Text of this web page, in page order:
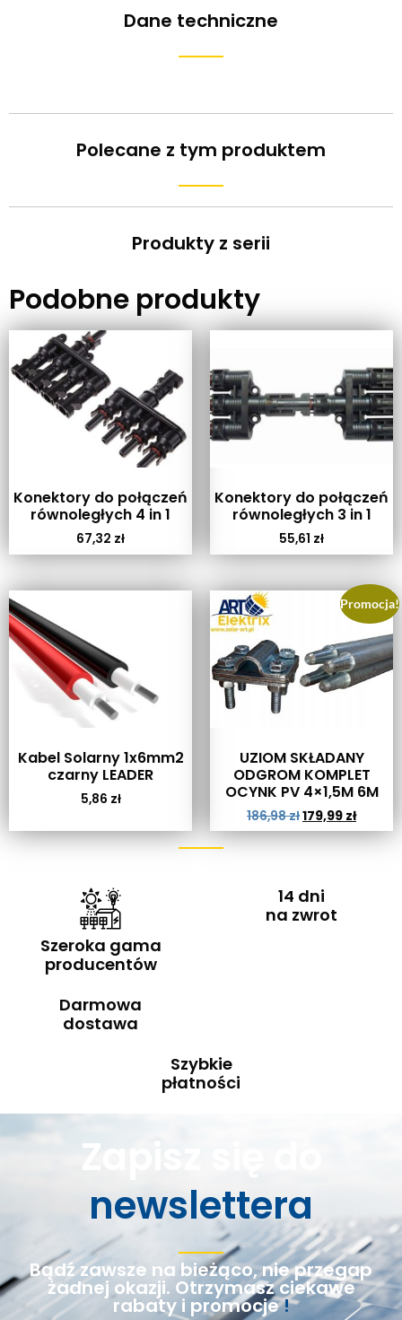
Dane techniczne
Polecane z tym produktem
Produkty z serii
Podobne produkty
Konektory do połączeń
równoległych 4 in 1
67,32 zł
Konektory do połączeń
równoległych 3 in 1
55,61 zł
Kabel Solarny 1x6mm2
czarny LEADER
5,86 zł
Promocja!
UZIOM SKŁADANY
ODGROM KOMPLET
OCYNK PV 4×1,5M 6M
186,98zł179,99 zł
Szeroka gama
producentów
14 dni
na zwrot
Darmowa
dostawa
Szybkie
płatności
Zapisz się do
newslettera
Bądź zawsze na bieżąco, nie przegap
żadnej okazji. Otrzymasz ciekawe
rabaty i promocje!